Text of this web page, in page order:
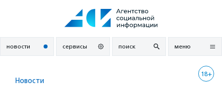
новости сервисы поиск меню
18+
Новости